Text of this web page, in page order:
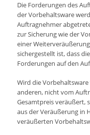
Die Forderungen des
der Vorbehaltsware
Auftragnehmer
zur Sicherung wie der
einer
sichergestellt ist, dass
Forderungen auf den
Wird die
anderen, nicht vom
Gesamtpreis veräußert,
aus der Veräußerung in
veräußerten